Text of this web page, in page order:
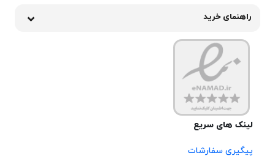
راهنمای خرید
لینک های سریع
پیگیری سفارشات